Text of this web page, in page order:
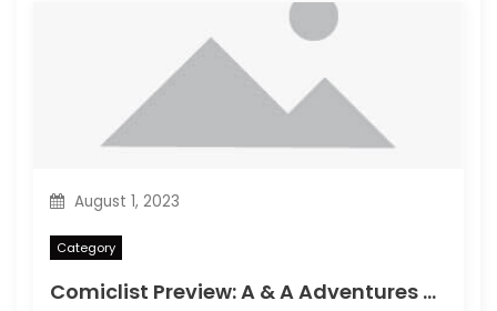
August 1, 2023
Category
Comiclist Preview: A & A Adventures of Archerin ja Armstrong#11